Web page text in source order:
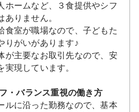
ホームなど、３食提供やシフ
ありません。
食室が職場なので、子どもた
りがいがあります♪
が主要なお取引先なので、安
実現しています。
・バランス重視の働き方
ルに沿った勤務なので、基本